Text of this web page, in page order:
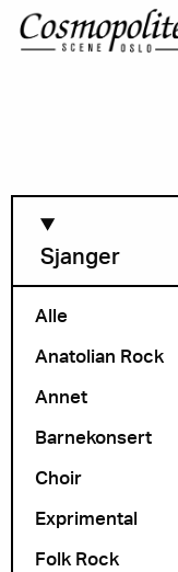
Hopp til hovedinnhold
Sjanger
Alle
Anatolian Rock
Annet
Barnekonsert
Choir
Exprimental
Folk Rock
Måned
Arrangør